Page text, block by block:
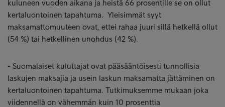
kuluneen vuoden aikana ja heistä 66 prosentille se on ollut
kertaluontoinen tapahtuma. Yleisimmät syyt
maksamattomuuteen ovat, ettei rahaa juuri sillä hetkellä ollut
(54 %) tai hetkellinen unohdus (42 %).
- Suomalaiset kuluttajat ovat pääsääntöisesti tunnollisia
laskujen maksajia ja usein laskun maksamatta jättäminen on
kertaluontoinen tapahtuma. Tutkimuksemme mukaan joka
viidennellä on vähemmän kuin 10 prosenttia